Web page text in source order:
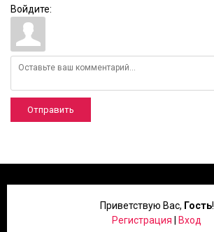
Войдите:
Отправить
Приветствую Вас, Гость!
Регистрация
Вход